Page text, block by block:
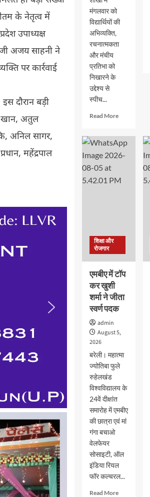
के नेतृत्व में
उपाध्यक्ष
अजय साहनी ने
पर कार्रवाई
दौरान बड़ी
खान, अतुल
अनिल सागर,
महेंद्रपाल
मंगलवार को
विद्यार्थियों की
अभिव्यक्ति,
रचनात्मकता
और मंचीय
प्रतिभा को
निखारने के
उद्देश्य से
स्पीच...
Read MoreRead
जीआरएम
स्कूल
और
छात्रों
शिक्षा और
रोजगार
एमबीए में टॉप
कर खुशी
शर्मा ने जीता
स्वर्ण पदक
admin
August 5,
2026
बरेली। महात्मा
ज्योतिबा फुले
रुहेलखंड
विश्वविद्यालय के
24वें दीक्षांत
समारोह में एमबीए
की छात्रा एवं मां
गंगा बचाओ
वेलफेयर
सोसाइटी, ऑल
इंडिया रियल
फॉर कल्चरल...
Read MoreRead